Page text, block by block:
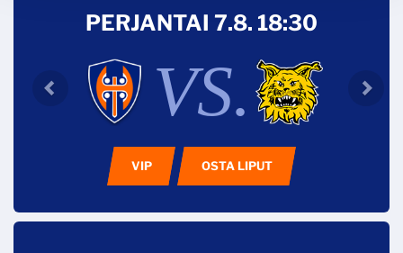
PERJANTAI 7.8. 18:30
VS.
VIP OSTA LIPUT